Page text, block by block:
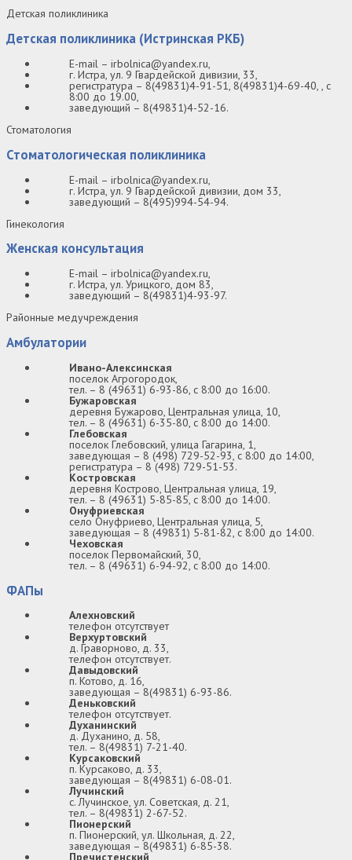
Детская поликлиника
Детская поликлиника (Истринская РКБ)
E-mail – irbolnica@yandex.ru,
г. Истра, ул. 9 Гвардейской дивизии, 33,
регистратура – 8(49831)4-91-51, 8(49831)4-69-40, , с
8:00 до 19.00,
заведующий – 8(49831)4-52-16.
Стоматология
Стоматологическая поликлиника
E-mail – irbolnica@yandex.ru,
г. Истра, ул. 9 Гвардейской дивизии, дом 33,
заведующий – 8(495)994-54-94.
Гинекология
Женская консультация
E-mail – irbolnica@yandex.ru,
г. Истра, ул. Урицкого, дом 83,
заведующий – 8(49831)4-93-97.
Районные медучреждения
Амбулатории
Ивано-Алексинская
поселок Агрогородок,
тел. – 8 (49631) 6-93-86, с 8:00 до 16:00.
Бужаровская
деревня Бужарово, Центральная улица, 10,
тел. – 8 (49631) 6-35-80, с 8:00 до 14:00.
Глебовская
поселок Глебовский, улица Гагарина, 1,
заведующая – 8 (498) 729-52-93, с 8:00 до 14:00,
регистратура – 8 (498) 729-51-53.
Костровская
деревня Кострово, Центральная улица, 19,
тел. – 8 (49631) 5-85-85, с 8:00 до 14:00.
Онуфриевская
село Онуфриево, Центральная улица, 5,
заведующая – 8 (49831) 5-81-82, с 8:00 до 14:00.
Чеховская
поселок Первомайский, 30,
тел. – 8 (49631) 6-94-92, с 8:00 до 14:00.
ФАПы
Алехновский
телефон отсутствует
Верхуртовский
д. Граворново, д. 33,
телефон отсутствует.
Давыдовский
п. Котово, д. 16,
заведующая – 8(49831) 6-93-86.
Деньковский
телефон отсутствует.
Духанинский
д. Духанино, д. 58,
тел. – 8(49831) 7-21-40.
Курсаковский
п. Курсаково, д. 33,
заведующая – 8(49831) 6-08-01.
Лучинский
с. Лучинское, ул. Советская, д. 21,
тел. – 8(49831) 2-67-52.
Пионерский
п. Пионерский, ул. Школьная, д. 22,
заведующая – 8(49831) 6-85-38.